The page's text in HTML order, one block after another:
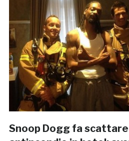
Snoop Dogg fa scattare